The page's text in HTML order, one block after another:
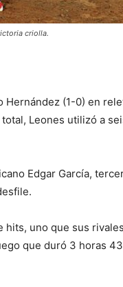
criolla.
Hernández (1-0) en
Leones utilizó a
Edgar García,
hits, uno que sus
que duró 3 horas